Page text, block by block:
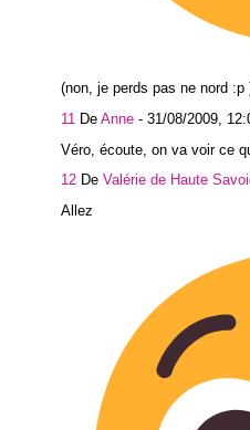
(non, je perds pas ne nord :p
11 De Anne - 31/08/2009,
Véro, écoute, on va voir ce
12 De Valérie de Haute
Allez